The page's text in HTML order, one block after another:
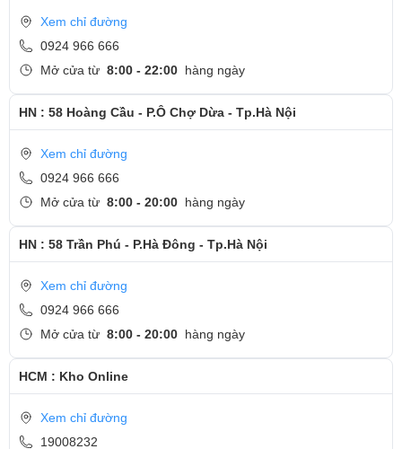
Xem chỉ đường
0924 966 666
Mở cửa từ 8:00 - 22:00 hàng ngày
HN : 58 Hoàng Cầu - P.Ô Chợ Dừa - Tp.Hà Nội
Xem chỉ đường
0924 966 666
Mở cửa từ 8:00 - 20:00 hàng ngày
HN : 58 Trần Phú - P.Hà Đông - Tp.Hà Nội
Xem chỉ đường
0924 966 666
Mở cửa từ 8:00 - 20:00 hàng ngày
HCM : Kho Online
Xem chỉ đường
19008232